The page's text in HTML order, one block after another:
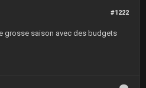
#1222
grosse saison avec des budgets